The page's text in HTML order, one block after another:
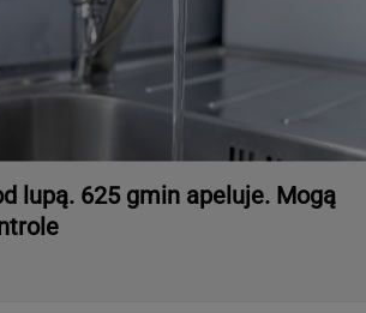
lupą. 625 gmin apeluje. Mogą